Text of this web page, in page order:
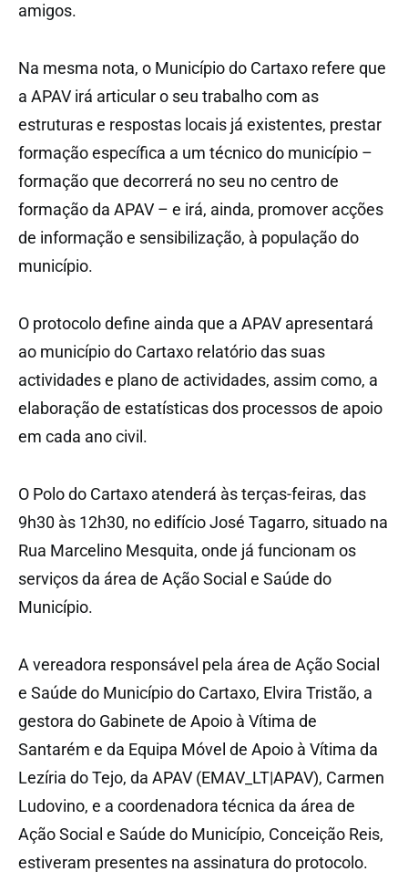
amigos.
Na mesma nota, o Município do Cartaxo refere que
a APAV irá articular o seu trabalho com as
estruturas e respostas locais já existentes, prestar
formação específica a um técnico do município –
formação que decorrerá no seu no centro de
formação da APAV – e irá, ainda, promover acções
de informação e sensibilização, à população do
município.
O protocolo define ainda que a APAV apresentará
ao município do Cartaxo relatório das suas
actividades e plano de actividades, assim como, a
elaboração de estatísticas dos processos de apoio
em cada ano civil.
O Polo do Cartaxo atenderá às terças-feiras, das
9h30 às 12h30, no edifício José Tagarro, situado na
Rua Marcelino Mesquita, onde já funcionam os
serviços da área de Ação Social e Saúde do
Município.
A vereadora responsável pela área de Ação Social
e Saúde do Município do Cartaxo, Elvira Tristão, a
gestora do Gabinete de Apoio à Vítima de
Santarém e da Equipa Móvel de Apoio à Vítima da
Lezíria do Tejo, da APAV (EMAV_LT|APAV), Carmen
Ludovino, e a coordenadora técnica da área de
Ação Social e Saúde do Município, Conceição Reis,
estiveram presentes na assinatura do protocolo.